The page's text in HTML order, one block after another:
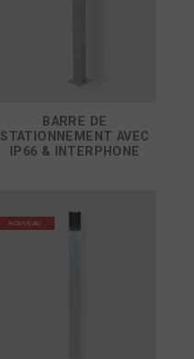
BARRE DE
STATIONNEMENT AVEC
IP66 & INTERPHONE
NOUVEAU